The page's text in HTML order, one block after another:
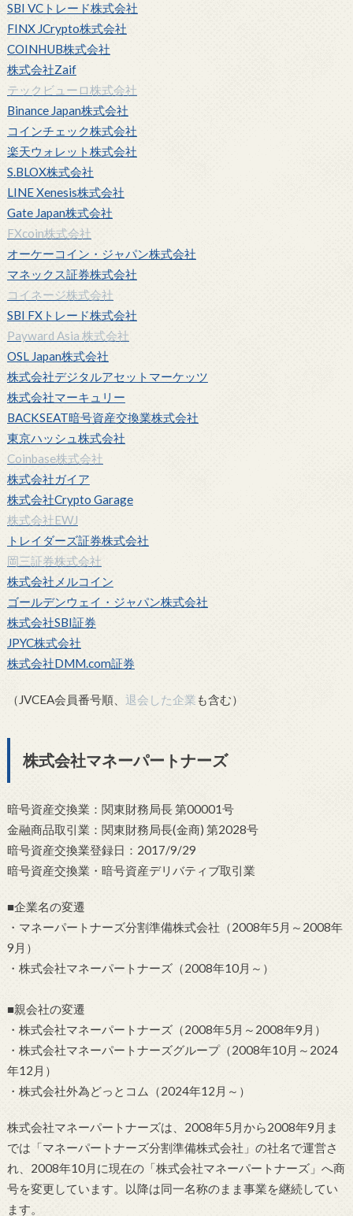
SBI VCトレード株式会社
FINX JCrypto株式会社
COINHUB株式会社
株式会社Zaif
テックビューロ株式会社
Binance Japan株式会社
コインチェック株式会社
楽天ウォレット株式会社
S.BLOX株式会社
LINE Xenesis株式会社
Gate Japan株式会社
FXcoin株式会社
オーケーコイン・ジャパン株式会社
マネックス証券株式会社
コイネージ株式会社
SBI FXトレード株式会社
Payward Asia 株式会社
OSL Japan株式会社
株式会社デジタルアセットマーケッツ
株式会社マーキュリー
BACKSEAT暗号資産交換業株式会社
東京ハッシュ株式会社
Coinbase株式会社
株式会社ガイア
株式会社Crypto Garage
株式会社EWJ
トレイダーズ証券株式会社
岡三証券株式会社
株式会社メルコイン
ゴールデンウェイ・ジャパン株式会社
株式会社SBI証券
JPYC株式会社
株式会社DMM.com証券
（JVCEA会員番号順、 退会した企業 も含む）
株式会社マネーパートナーズ
暗号資産交換業：関東財務局長 第00001号
金融商品取引業：関東財務局長(金商) 第2028号
暗号資産交換業登録日：2017/9/29
暗号資産交換業・暗号資産デリバティブ取引業
■企業名の変遷
・マネーパートナーズ分割準備株式会社（2008年5月～2008年
9月）
・株式会社マネーパートナーズ（2008年10月～）
■親会社の変遷
・株式会社マネーパートナーズ（2008年5月～2008年9月）
・株式会社マネーパートナーズグループ（2008年10月～2024
年12月）
・株式会社外為どっとコム（2024年12月～）
株式会社マネーパートナーズは、2008年5月から2008年9月ま
では「マネーパートナーズ分割準備株式会社」の社名で運営さ
れ、2008年10月に現在の「株式会社マネーパートナーズ」へ商
号を変更しています。以降は同一名称のまま事業を継続してい
ます。